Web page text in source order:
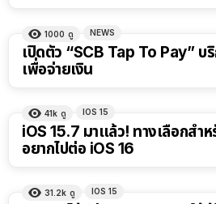
1000 ดู NEWS
เปิดตัว “SCB Tap To Pay” บริ
เพื่อจ่ายเงิน
41k ดู IOS 15
iOS 15.7 มาแล้ว! ทางเลือกสำ
อยากไปต่อ iOS 16
31.2k ดู IOS 15